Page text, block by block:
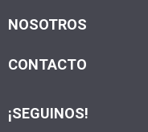
NOSOTROS
CONTACTO
¡SEGUINOS!